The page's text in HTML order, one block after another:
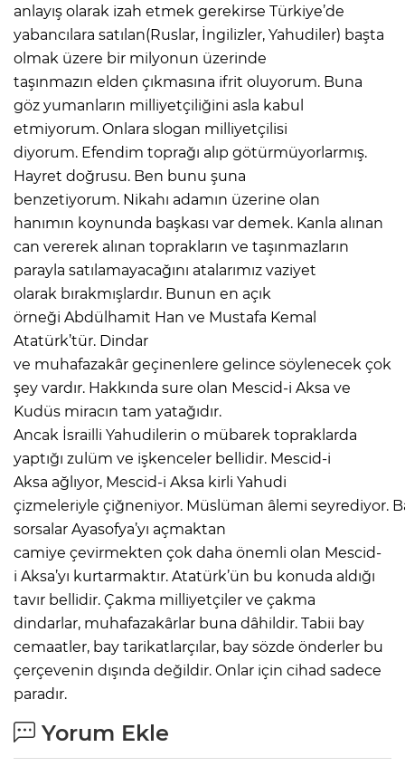
anlayış olarak izah etmek gerekirse Türkiye’de
yabancılara satılan(Ruslar, İngilizler, Yahudiler) başta
olmak üzere bir milyonun üzerinde
taşınmazın elden çıkmasına ifrit oluyorum. Buna
göz yumanların milliyetçiliğini asla kabul
etmiyorum. Onlara slogan milliyetçilisi
diyorum. Efendim toprağı alıp götürmüyorlarmış.
Hayret doğrusu. Ben bunu şuna
benzetiyorum. Nikahı adamın üzerine olan
hanımın koynunda başkası var demek. Kanla alınan
can vererek alınan toprakların ve taşınmazların
parayla satılamayacağını atalarımız vaziyet
olarak bırakmışlardır. Bunun en açık
örneği Abdülhamit Han ve Mustafa Kemal
Atatürk’tür. Dindar
ve muhafazakâr geçinenlere gelince söylenecek çok
şey vardır. Hakkında sure olan Mescid-i Aksa ve
Kudüs miracın tam yatağıdır.
Ancak İsrailli Yahudilerin o mübarek topraklarda
yaptığı zulüm ve işkenceler bellidir. Mescid-i
Aksa ağlıyor, Mescid-i Aksa kirli Yahudi
çizmeleriyle çiğneniyor. Müslüman âlemi seyrediyor.
sorsalar Ayasofya’yı açmaktan
camiye çevirmekten çok daha önemli olan Mescid-
i Aksa’yı kurtarmaktır. Atatürk’ün bu konuda aldığı
tavır bellidir. Çakma milliyetçiler ve çakma
dindarlar, muhafazakârlar buna dâhildir. Tabii bay
cemaatler, bay tarikatlarçılar, bay sözde önderler bu
çerçevenin dışında değildir. Onlar için cihad sadece
paradır.
Yorum Ekle